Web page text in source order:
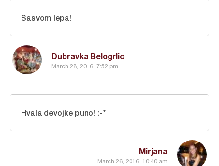
Dubravka Belogrlic
March 28, 2016, 7:52 pm
Sasvom lepa!
Mirjana
March 26, 2016, 10:40 am
Hvala devojke puno! :-*